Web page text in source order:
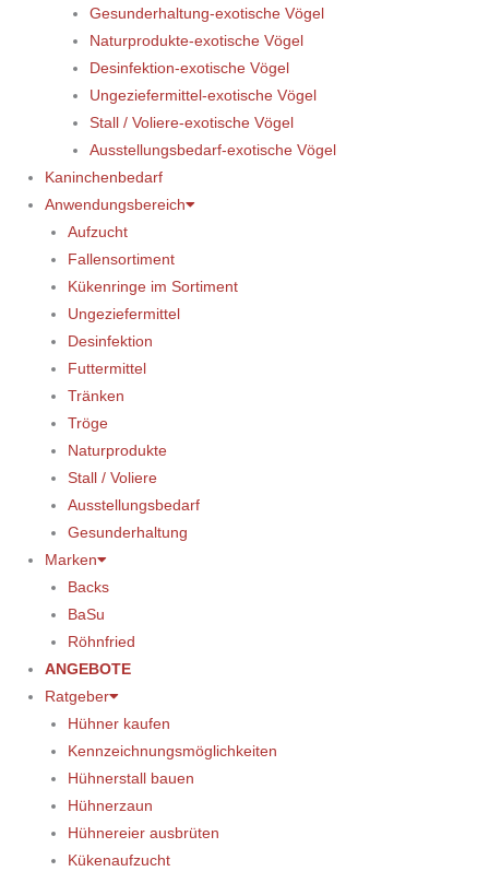
Gesunderhaltung-exotische Vögel
Naturprodukte-exotische Vögel
Desinfektion-exotische Vögel
Ungeziefermittel-exotische Vögel
Stall / Voliere-exotische Vögel
Ausstellungsbedarf-exotische Vögel
Kaninchenbedarf
Anwendungsbereich
Aufzucht
Fallensortiment
Kükenringe im Sortiment
Ungeziefermittel
Desinfektion
Futtermittel
Tränken
Tröge
Naturprodukte
Stall / Voliere
Ausstellungsbedarf
Gesunderhaltung
Marken
Backs
BaSu
Röhnfried
ANGEBOTE
Ratgeber
Hühner kaufen
Kennzeichnungsmöglichkeiten
Hühnerstall bauen
Hühnerzaun
Hühnereier ausbrüten
Kükenaufzucht